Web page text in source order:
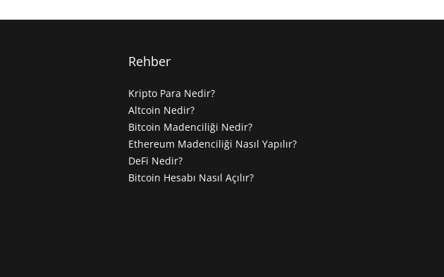
Rehber
Kripto Para Nedir?
Altcoin Nedir?
Bitcoin Madenciliği Nedir?
Ethereum Madenciliği Nasıl Yapılır?
DeFi Nedir?
Bitcoin Hesabı Nasıl Açılır?